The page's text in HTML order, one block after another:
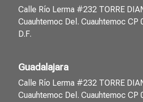
Calle Río Lerma #232 TORRE
Cuauhtemoc Del. Cuauhtemoc CP
D.F.
Guadalajara
Calle Río Lerma #232 TORRE
Cuauhtemoc Del. Cuauhtemoc CP